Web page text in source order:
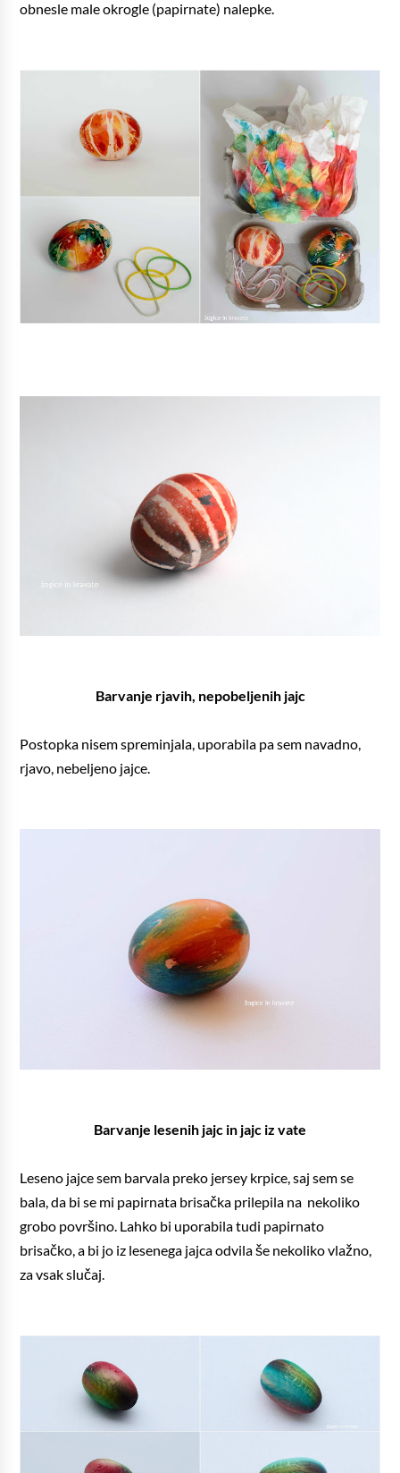
obnesle male okrogle (papirnate) nalepke.
Barvanje rjavih, nepobeljenih jajc
Postopka nisem spreminjala, uporabila pa sem navadno,
rjavo, nebeljeno jajce.
Barvanje lesenih jajc in jajc iz vate
Leseno jajce sem barvala preko jersey krpice, saj sem se
bala, da bi se mi papirnata brisačka prilepila na nekoliko
grobo površino. Lahko bi uporabila tudi papirnato
brisačko, a bi jo iz lesenega jajca odvila še nekoliko vlažno,
za vsak slučaj.